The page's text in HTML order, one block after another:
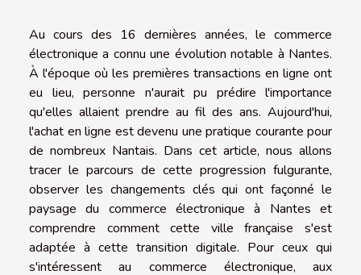
Au cours des 16 dernières années, le commerce
électronique a connu une évolution notable à Nantes.
À l'époque où les premières transactions en ligne ont
eu lieu, personne n'aurait pu prédire l'importance
qu'elles allaient prendre au fil des ans. Aujourd'hui,
l'achat en ligne est devenu une pratique courante pour
de nombreux Nantais. Dans cet article, nous allons
tracer le parcours de cette progression fulgurante,
observer les changements clés qui ont façonné le
paysage du commerce électronique à Nantes et
comprendre comment cette ville française s'est
adaptée à cette transition digitale. Pour ceux qui
s'intéressent au commerce électronique, aux